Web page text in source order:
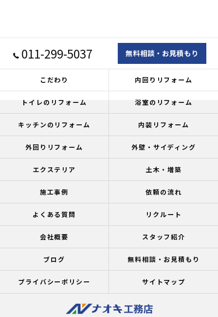
011-299-5037 無料相談・お見積もり
こだわり 内回りリフォーム
トイレのリフォーム 浴室のリフォーム
キッチンのリフォーム 内装リフォーム
外回りリフォーム 外壁・サイディング
エクステリア 土木・増築
施工事例 依頼の流れ
よくある質問 リクルート
会社概要 スタッフ紹介
ブログ 無料相談・お見積もり
プライバシーポリシー サイトマップ